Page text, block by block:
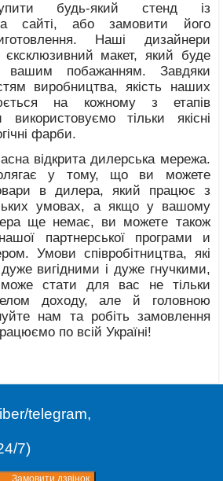
будь-який стенд із
сайті, або замовити його
Наші дизайнери
макет, який буде
вашим побажанням. Завдяки
виробництва, якість наших
на кожному з етапів
тільки якісні
фарби.
відкрита дилерська мережа.
у тому, що ви можете
в дилера, який працює з
умовах, а якщо у вашому
ще немає, ви можете також
партнерської програми и
Умови співробітництва, які
вигідними і дуже гнучкими,
стати для вас не тільки
доходу, але й головною
нам та робіть замовлення
по всій Україні!
telegram,
7)